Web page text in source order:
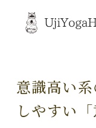
意識高い
しやすい